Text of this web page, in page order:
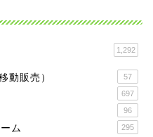
1,292
動販売） 57
697
96
ム 295